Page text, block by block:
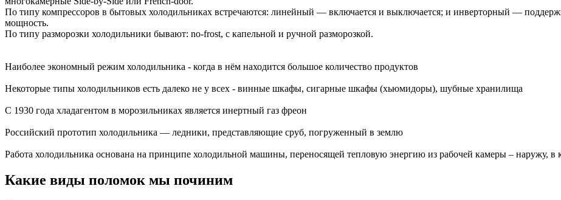
По типу компрессоров в бытовых холодильниках встречаются: линейный — включается и выключается; и инверторный —
мощность.
По типу разморозки холодильники бывают: no-frost, с капельной и ручной разморозкой.
Наиболее экономный режим холодильника - когда в нём находится большое количество продуктов
Некоторые типы холодильников есть далеко не у всех - винные шкафы, сигарные шкафы (хьюмидоры), шубные хранилища
С 1930 года хладагентом в морозильниках является инертный газ фреон
Российский прототип холодильника — ледники, представляющие сруб, погруженный в землю
Работа холодильника основана на принципе холодильной машины, переносящей тепловую энергию из рабочей камеры – наружу, в
Какие виды поломок мы починим